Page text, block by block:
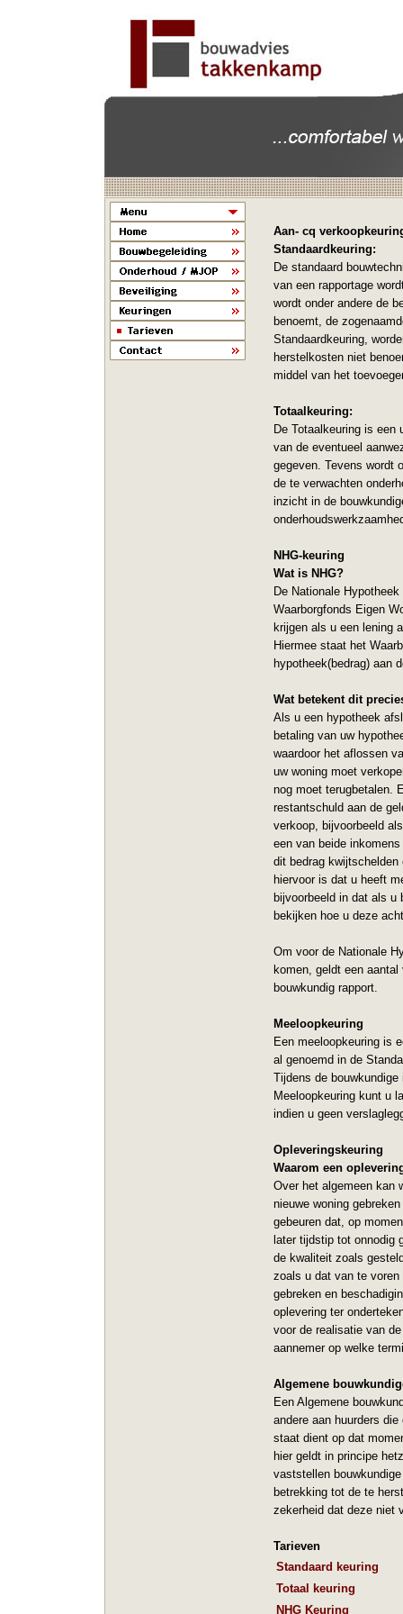
Aan- cq
Standaardkeuring:
De standaard
van een rapportage
wordt onder andere de
benoemt, de
Standaardkeuring,
herstelkosten niet
middel van het
Totaalkeuring:
De Totaalkeuring is een
van de eventueel
gegeven. Tevens wordt
de te verwachten
inzicht in de
NHG-keuring
Wat is NHG?
De Nationale
Waarborgfonds Eigen
krijgen als u een lening
Hiermee staat het
hypotheek(bedrag) aan
Wat betekent dit
Als u een hypotheek
betaling van uw
waardoor het aflossen
uw woning moet
nog moet terugbetalen.
restantschuld aan de
verkoop, bijvoorbeeld
een van beide
dit bedrag kwijtschelden
hiervoor is dat u heeft
bijvoorbeeld in dat als
bekijken hoe u deze
Om voor de Nationale
komen, geldt een
bouwkundig rapport.
Meeloopkeuring
Een meeloopkeuring is
al genoemd in de
Tijdens de
Meeloopkeuring kunt u
indien u geen
Opleveringskeuring
Waarom een
Over het algemeen kan
nieuwe woning
gebeuren dat, op
later tijdstip tot onnodig
de kwaliteit zoals
zoals u dat van te voren
gebreken en
oplevering ter
voor de realisatie van
aannemer op welke
Algemene
Een Algemene
andere aan huurders
staat dient op dat
hier geldt in principe
vaststellen
betrekking tot de te
zekerheid dat deze niet
Tarieven
Standaard keuring
Totaal keuring
NHG Keuring